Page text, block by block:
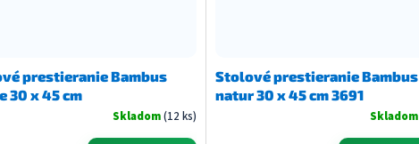
prestieranie Bambus
30 x 45 cm
Skladom(12 ks)
Stolové prestieranie Bambus
natur 30 x 45 cm 3691
Skladom